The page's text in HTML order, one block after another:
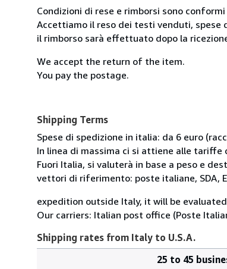
Condizioni di rese e rimborsi sono
Accettiamo il reso dei testi venduti, spese
il rimborso sarà effettuato dopo la
We accept the return of the item.
You pay the postage.
Shipping Terms
Spese di spedizione in italia: da 6 euro
In linea di massima ci si attiene alle tariffe
Fuori Italia, si valuterà in base a peso e
vettori di riferimento: poste italiane, SDA,
expedition outside Italy, it will be
Our carriers: Italian post office (Poste
Shipping rates from Italy to U.S.A.
25 to 45